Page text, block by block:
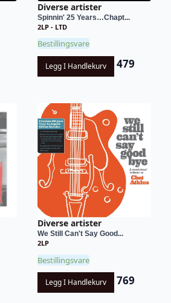
Diverse artister
Spinnin' 25 Years…Chapt...
2LP - LTD
Bestillingsvare
Legg I Handlekurv 479
Diverse artister
We Still Can't Say Good...
2LP
Bestillingsvare
Legg I Handlekurv 769